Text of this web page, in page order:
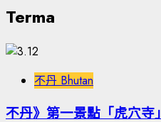
鍵
Terma
不丹 Bhutan
不丹》第一景點「虎穴寺」